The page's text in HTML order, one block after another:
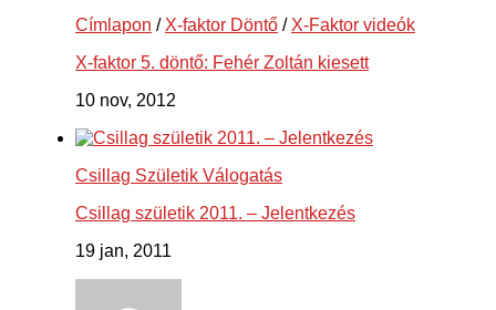
Címlapon / X-faktor Döntő / X-Faktor videók
X-faktor 5. döntő: Fehér Zoltán kiesett
10 nov, 2012
Csillag Születik Válogatás
Csillag születik 2011. – Jelentkezés
19 jan, 2011